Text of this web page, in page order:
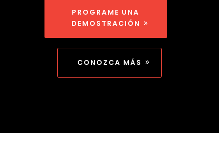
PROGRAME UNA
DEMOSTRACIÓN
CONOZCA MÁS